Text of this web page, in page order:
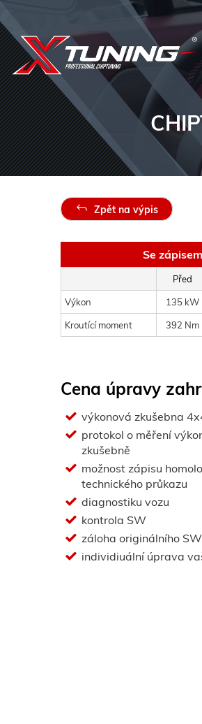
Zpět na výpis
Se
Před
Výkon 135 kW
Kroutící moment 392 Nm
Cena úpravy
výkonová zkušebna
protokol o měření
zkušebně
možnost zápisu
technického průkazu
diagnostiku vozu
kontrola SW
záloha originálního SW
individiuální úprava